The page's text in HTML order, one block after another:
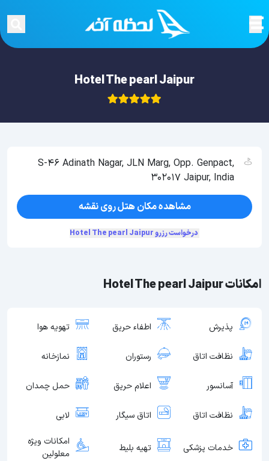
Hotel The pearl Jaipur
امکانات Hotel The pearl Jaipur
پذیرش اطفاء حریق تهویه هوا
نظافت اتاق رستوران نمازخانه
آسانسور اعلام حریق حمل چمدان
نظافت اتاق اتاق سیگار لابی
خدمات پزشکی تهیه بلیط
امکانات ویژه
معلولین
S-46 Adinath Nagar, JLN Marg, Opp. Genpact,
302017 Jaipur, India
مشاهده مکان هتل روی نقشه
درخواست رزرو Hotel The pearl Jaipur